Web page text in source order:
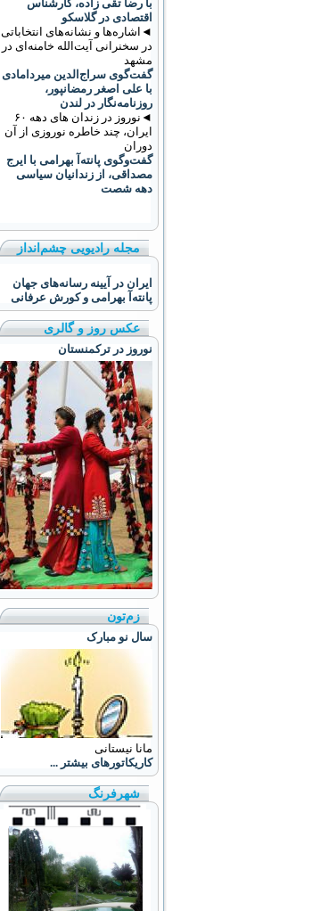
با رضا تقی زاده، کارشناس
اقتصادی در گلاسکو
◄اشاره‌ها و نشانه‌های انتخاباتی
در سخنرانی آیت‌الله خامنه‌ای در
مشهد
گفت‌گوی سراج‌الدین میردامادی
با علی اصغر رمضانپور،
روزنامه‌نگار در لندن
◄نوروز در زندان های دهه ۶۰
ایران، چند خاطره نوروزی از آن
دوران
گفت‌وگوی پانته‌آ بهرامی با ایرج
مصداقی، از زندانیان سیاسی
دهه شصت
مجله رادیویی چشم‌انداز
ایران در آیینه رسانه‌های جهان
پانته‌آ بهرامی و کورش عرفانی
عکس روز و گالری
نوروز در ترکمنستان
زم‌تون
سال نو مبارک
مانا نیستانی
کاریکاتورهای بیشتر ...
شهرفرنگ